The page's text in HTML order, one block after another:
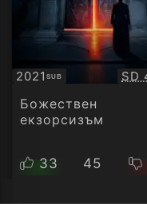
2021SUB
Субтитри SD
Божествен
екзорсизъм
33 45